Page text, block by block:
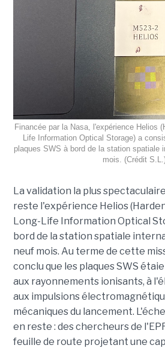
Financée par la Nasa, l'expérience Helios
Life Information Optical Storage) a
plaques SWS à bord de la station spatiale
mois. (Crédit
La validation la plus
reste l'expérience Helios
Long-Life Information Optical
bord de la station spatiale
neuf mois. Au terme de cette
conclu que les plaques SWS
aux rayonnements ionisants, à
aux impulsions
mécaniques du lancement.
en reste : des chercheurs de
feuille de route projetant une